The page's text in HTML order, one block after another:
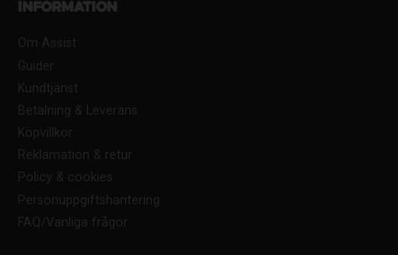
Information
Om Assist
Guider
Kundtjänst
Betalning & Leverans
Köpvillkor
Reklamation & retur
Policy & cookies
Personuppgiftshantering
FAQ/Vanliga frågor